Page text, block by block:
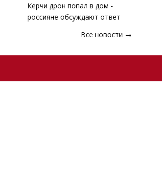
Керчи дрон попал в дом -
россияне обсуждают ответ
Все новости →